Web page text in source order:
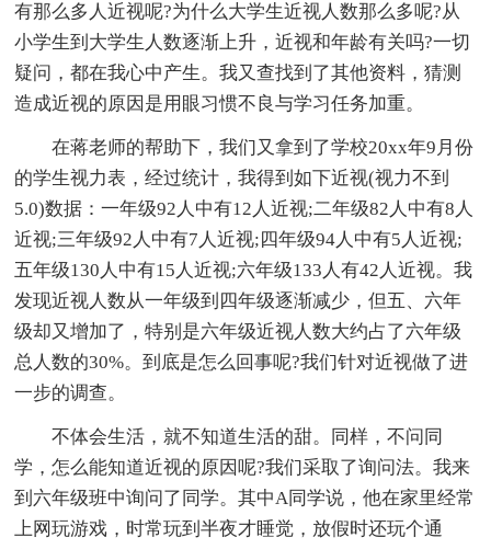
有那么多人近视呢?为什么大学生近视人数那么多呢?从
小学生到大学生人数逐渐上升，近视和年龄有关吗?一切
疑问，都在我心中产生。我又查找到了其他资料，猜测
造成近视的原因是用眼习惯不良与学习任务加重。
在蒋老师的帮助下，我们又拿到了学校20xx年9月份
的学生视力表，经过统计，我得到如下近视(视力不到
5.0)数据：一年级92人中有12人近视;二年级82人中有8人
近视;三年级92人中有7人近视;四年级94人中有5人近视;
五年级130人中有15人近视;六年级133人有42人近视。我
发现近视人数从一年级到四年级逐渐减少，但五、六年
级却又增加了，特别是六年级近视人数大约占了六年级
总人数的30%。到底是怎么回事呢?我们针对近视做了进
一步的调查。
不体会生活，就不知道生活的甜。同样，不问同
学，怎么能知道近视的原因呢?我们采取了询问法。我来
到六年级班中询问了同学。其中A同学说，他在家里经常
上网玩游戏，时常玩到半夜才睡觉，放假时还玩个通